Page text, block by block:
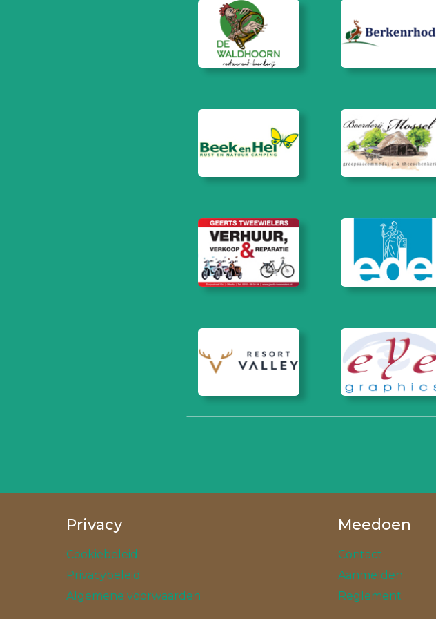
Privacy
Cookiebeleid
Privacybeleid
Algemene voorwaarden
Meedoen
Contact
Aanmelden
Reglement